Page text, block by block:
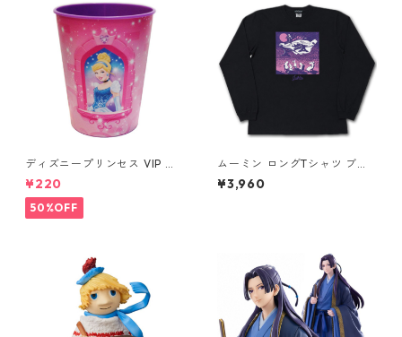
ディズニープリンセス VIP パ
ーティーカップ コップ DISNE
Y
¥220
50%OFF
ムーミン ロングTシャツ ブラ
ック テーブル MOOMIN グッ
ズ
¥3,960